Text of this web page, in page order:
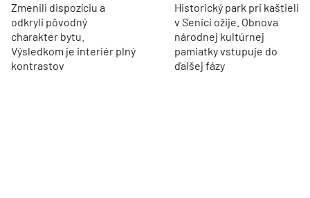
Zmenili dispozíciu a
odkryli pôvodný
charakter bytu.
Výsledkom je interiér plný
kontrastov
Historický park pri kaštieli
v Senici ožije. Obnova
národnej kultúrnej
pamiatky vstupuje do
ďalšej fázy